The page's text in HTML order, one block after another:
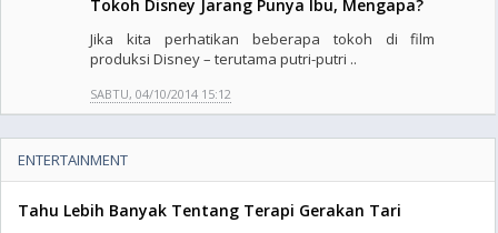
Tokoh Disney Jarang Punya Ibu, Mengapa?
Jika kita perhatikan beberapa tokoh di film
produksi Disney – terutama putri-putri ..
SABTU, 04/10/2014 15:12
ENTERTAINMENT
Tahu Lebih Banyak Tentang Terapi Gerakan Tari